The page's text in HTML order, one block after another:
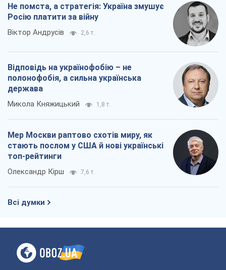
Не помста, а стратегія: Україна змушує
Росію платити за війну
Віктор Андрусів 2,6 т.
Відповідь на українофобію – не
полонофобія, а сильна українська
держава
Микола Княжицький 1,8 т.
Мер Москви раптово схотів миру, як
стають послом у США й нові українські
топ-рейтинги
Олександр Кірш 7,6 т.
Всі думки